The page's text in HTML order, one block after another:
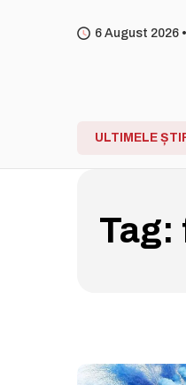
6 August 2026 •
ULTIMELE
Tag: